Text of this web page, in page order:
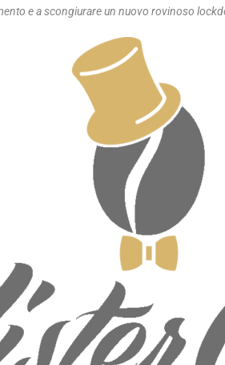
e a scongiurare un nuovo rovinoso